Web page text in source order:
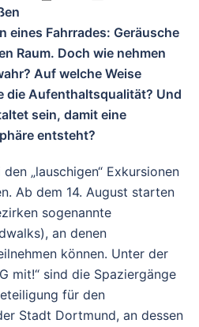
eines Fahrrades: Geräusche
Raum. Doch wie nehmen
Auf welche Weise
die Aufenthaltsqualität? Und
sein, damit eine
entsteht?
„lauschigen“ Exkursionen
Ab dem 14. August starten
sogenannte
an denen
können. Unter der
mit!“ sind die Spaziergänge
für den
Stadt Dortmund, an dessen